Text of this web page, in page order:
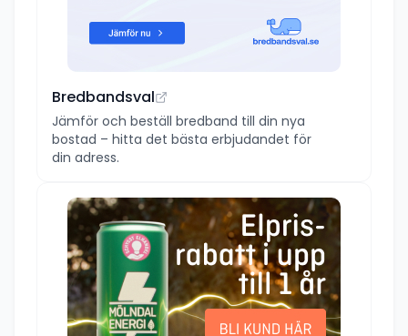
Bredbandsval
Jämför och beställ bredband till din nya
bostad – hitta det bästa erbjudandet för
din adress.